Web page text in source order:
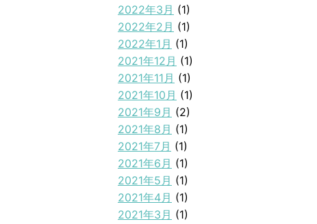
2022年3月 (1)
2022年2月 (1)
2022年1月 (1)
2021年12月 (1)
2021年11月 (1)
2021年10月 (1)
2021年9月 (2)
2021年8月 (1)
2021年7月 (1)
2021年6月 (1)
2021年5月 (1)
2021年4月 (1)
2021年3月 (1)